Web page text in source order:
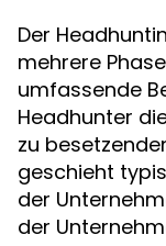
Der
mehrere
umfassende
Headhunter
zu
geschieht
der
der